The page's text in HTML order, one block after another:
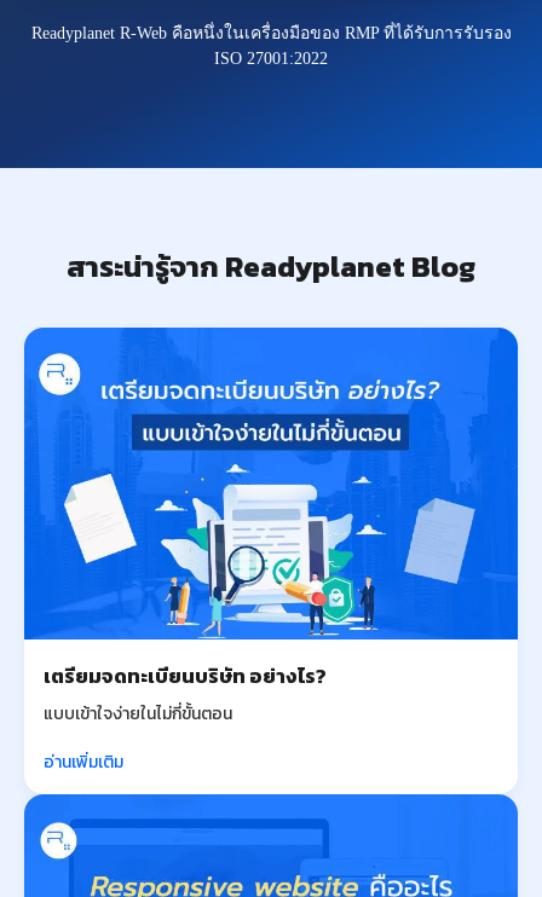
Readyplanet R-Web คือหนึ่งในเครื่องมือของ RMP ที่ได้รับการรับรอง
ISO 27001:2022
สาระน่ารู้จาก Readyplanet Blog
เตรียมจดทะเบียนบริษัท อย่างไร?
แบบเข้าใจง่ายในไม่กี่ขั้นตอน
อ่านเพิ่มเติม